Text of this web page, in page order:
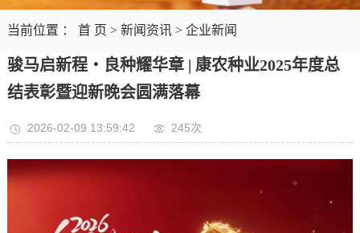
当前位置 ： 首 页 > 新闻资讯> 企业新闻
骏马启新程・良种耀华章 | 康农种业2025年度总
结表彰暨迎新晚会圆满落幕
2026-02-09 13:59:42 245次